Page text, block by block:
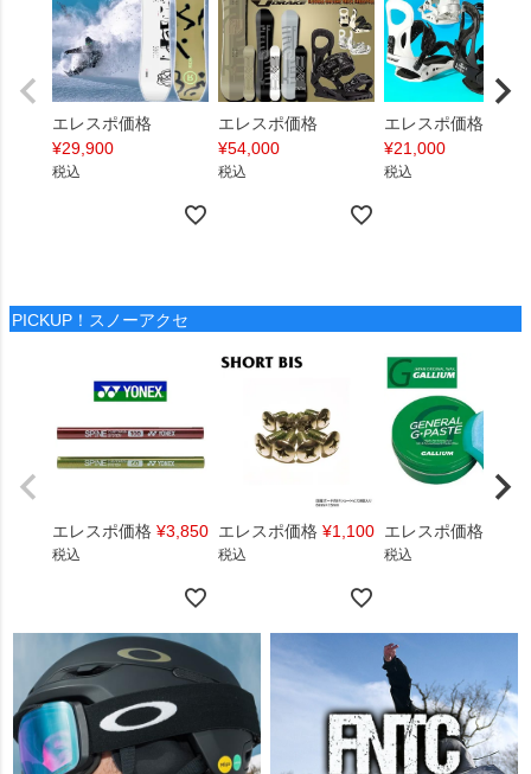
エレスポ価格
¥29,900
税込
エレスポ価格
¥54,000
税込
エレスポ価格
¥21,000
税込
PICKUP！スノーアクセ
エレスポ価格 ¥3,850
税込
エレスポ価格 ¥1,100
税込
エレスポ価格
税込